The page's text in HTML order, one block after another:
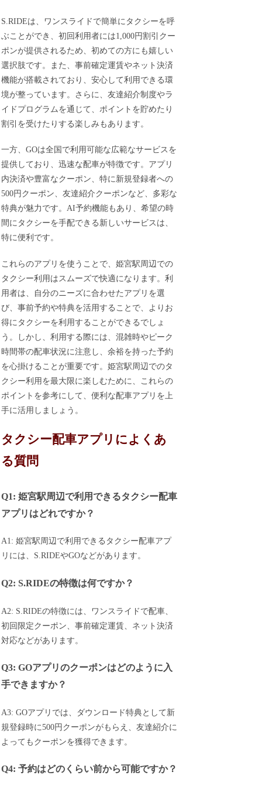
S.RIDEは、ワンスライドで簡単にタクシーを呼
ぶことができ、初回利用者には1,000円割引クー
ポンが提供されるため、初めての方にも嬉しい
選択肢です。また、事前確定運賃やネット決済
機能が搭載されており、安心して利用できる環
境が整っています。さらに、友達紹介制度やラ
イドプログラムを通じて、ポイントを貯めたり
割引を受けたりする楽しみもあります。
一方、GOは全国で利用可能な広範なサービスを
提供しており、迅速な配車が特徴です。アプリ
内決済や豊富なクーポン、特に新規登録者への
500円クーポン、友達紹介クーポンなど、多彩な
特典が魅力です。AI予約機能もあり、希望の時
間にタクシーを手配できる新しいサービスは、
特に便利です。
これらのアプリを使うことで、姫宮駅周辺での
タクシー利用はスムーズで快適になります。利
用者は、自分のニーズに合わせたアプリを選
び、事前予約や特典を活用することで、よりお
得にタクシーを利用することができるでしょ
う。しかし、利用する際には、混雑時やピーク
時間帯の配車状況に注意し、余裕を持った予約
を心掛けることが重要です。姫宮駅周辺でのタ
クシー利用を最大限に楽しむために、これらの
ポイントを参考にして、便利な配車アプリを上
手に活用しましょう。
タクシー配車アプリによくあ
る質問
Q1: 姫宮駅周辺で利用できるタクシー配車
アプリはどれですか？
A1: 姫宮駅周辺で利用できるタクシー配車アプ
リには、S.RIDEやGOなどがあります。
Q2: S.RIDEの特徴は何ですか？
A2: S.RIDEの特徴には、ワンスライドで配車、
初回限定クーポン、事前確定運賃、ネット決済
対応などがあります。
Q3: GOアプリのクーポンはどのように入
手できますか？
A3: GOアプリでは、ダウンロード特典として新
規登録時に500円クーポンがもらえ、友達紹介に
よってもクーポンを獲得できます。
Q4: 予約はどのくらい前から可能ですか？